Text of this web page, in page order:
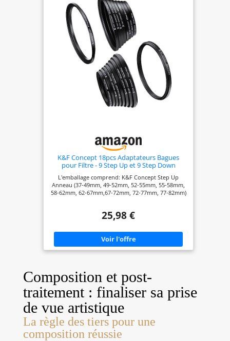
Laboratories (laboratoire accredite ISO/IEC 17025)
pour la transmission lumineuse, l'uniformite
(8,58%, limite 10%) et la qualite du materiau. Sur
pour l'observation solaire a travers un
instrument. TROIS TAILLES, A DECOUPER : feuille
carree plate de 100x100, 150x150 et 210x210 mm.
Mesurez l'ouverture de votre instrument et
decoupez en laissant au moins 10 mm de
chevauchement de chaque cote pour un montage
ferme, sans fuite de lumiere laterale. MONTEZ-LE
CORRECTEMENT ET EN SECURITE : le cote argente
reflechissant face au soleil, le cote noir vers
l'instrument ; le filtre doit toujours etre devant
l'objectif, jamais derriere l'oculaire. Ne regardez
raye ou perce. Surveillez les enfants. Ne remplace
pas des lunettes d'eclipse.
K&F Concept 18pcs Adaptateurs Bagues
pour Filtre - 9 Step Up et 9 Step Down
L'emballage comprend: K&F Concept Step Up
Anneau (37-49mm, 49-52mm, 52-55mm, 55-58mm,
58-62mm, 62-67mm,67-72mm, 72-77mm, 77-82mm)
77-72mm, 82-77mm) Convertit la taille de votre
filtres, capots, flashs et convertisseurs de focale)
Facilement se visse sur la lentille d'avant de la
même fil Grande étanchéité, aucun cadre de
vacillement ou cross-threading.Cadre super
ou autofocus, numérique ou argentique.
25,98 €
Composition et post-
traitement : finaliser sa prise
de vue artistique
La règle des tiers pour une
composition réussie